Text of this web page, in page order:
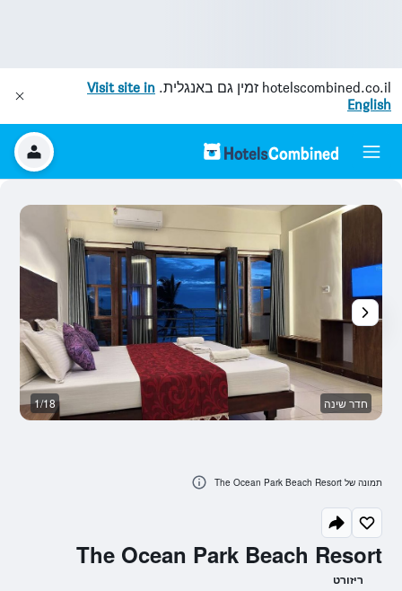
hotelscombined.co.il זמין גם באנגלית. Visit site in
English
The Ocean Park Beach Resort
ריזורט
חדר שינה 1/18
תמונה של The Ocean Park Beach Resort